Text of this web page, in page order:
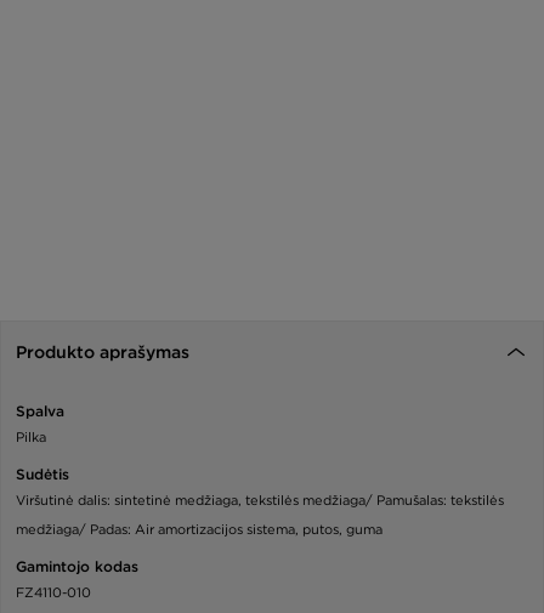
Produkto aprašymas
Spalva
Pilka
Sudėtis
Viršutinė dalis: sintetinė medžiaga, tekstilės medžiaga/ Pamušalas: tekstilės
medžiaga/ Padas: Air amortizacijos sistema, putos, guma
Gamintojo kodas
FZ4110-010